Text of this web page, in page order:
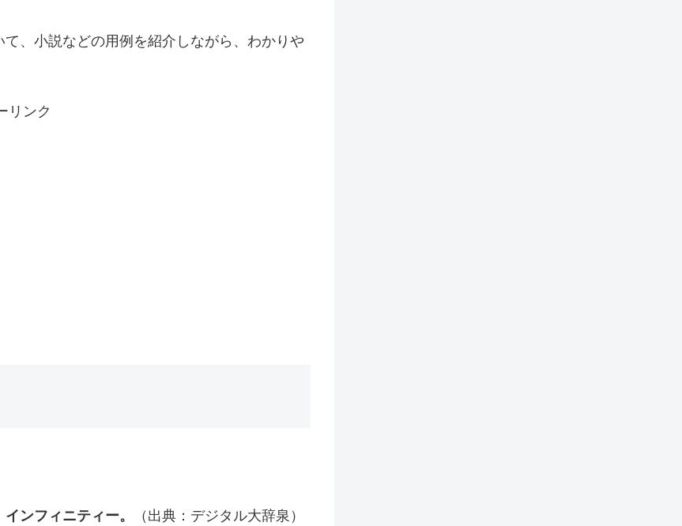
、小説などの用例を紹介しながら、わかりや
リンク
ンフィニティー。 （出典：デジタル大辞泉）